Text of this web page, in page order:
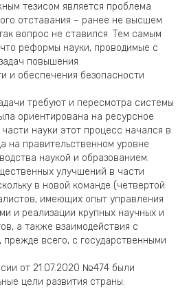
тезисом является проблема
отставания – ранее не высшем
вопрос не ставился. Тем самым
реформы науки, проводимые с
повышения
и обеспечения безопасности
требуют и пересмотра системы
ориентирована на ресурсное
науки этот процесс начался в
на правительственном уровне
наукой и образованием.
улучшений в части
в новой команде (четвертой
имеющих опыт управления
и реализации крупных научных и
а также взаимодействия с
всего, с государственными
от 21.07.2020 №474 были
цели развития страны: